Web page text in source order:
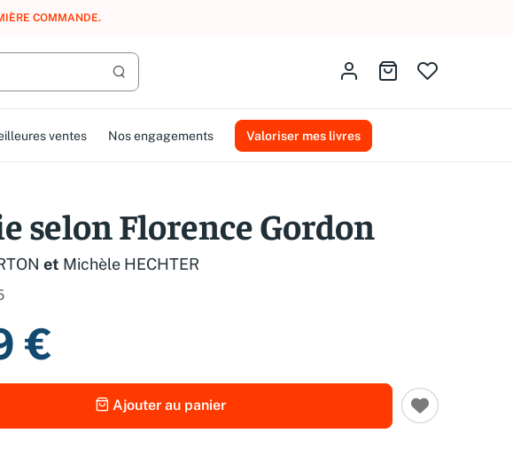
LE CLUB AMMAREAL.
Lancer la recherche
Identifiez-vousAller au panier
ventes Nos engagements Valoriser mes livres
selon Florence Gordon
et Michèle HECHTER
€
Ajouter au panier